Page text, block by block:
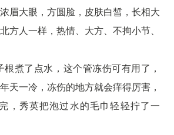
眉大眼，方圆脸，皮肤白皙，长相大
方人一样，热情、大方、不拘小节、
根煮了点水，这个管冻伤可有用了，
天一冷，冻伤的地方就会痒得厉害，
，秀英把泡过水的毛巾轻轻拧了一